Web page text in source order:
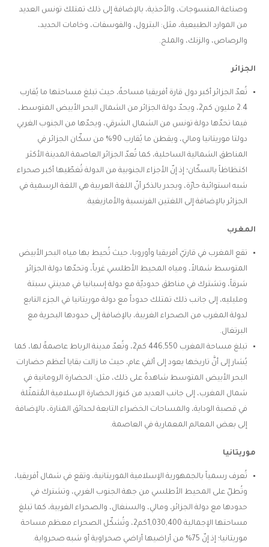
وصناعة المنسوجات، والأحذية، بالإضافة إلى ذلك تمتلك تونس العديد
من الموارد الطبيعية، مثل: البترول، والفوسفات، وخامات الحديد،
والرصاص، والزنك، والملح.
الجزائر
تُعدّ الجزائر أكبر دول قارة أفريقيا مساحةً، حيث تبلغ مساحتها ما يُقارب
2.4 مليون كم2، ويحدّ دولة الجزائر من الشمال البحر الأبيض المتوسط،
فيما تحدّها دولة تونس من الشمال الشرقي، ويحدّها من الجنوب الغربي
دولتا موريتانيا ومالي، ويقطن ما يُقارب 90% من سكّان الجزائر في
المناطق الشمالية الساحلية، كما تُعدّ الجزائر العاصمة المدينة الأكثر
اكتظاظاً بالسكّان؛ إذ إنّ الأجزاء الجنوبية من الدولة تُغطّيها أكبر صحراء
شبه استوائية حارّة، ويجدر بالذكر أنّ اللغة العربية هي اللغة الرسمية في
الجزائر بالإضافة إلى اللغتين الفرنسية والأمازيغية.
المغرب
تقع المغرب في قارتيّ أفريقيا وأوروبا، حيث تُحيط بها مياه البحر الأبيض
المتوسط شمالاً، ومياه المحيط الأطلسي غرباً، وتحدّها دولة الجزائر
شرقاً، وتشترك في مناطق حدوديّة مع دولة إسبانيا في مدينتي سبتة
ومليليه، إلى جانب ذلك تمتلك حدوداً مع دولة موريتانيا في الجزء التابع
لدولة المغرب من الصحراء الغربية، بالإضافة إلى حدودها البحرية مع
البرتغال.
تبلغ مساحة المغرب 446,550 كم2، وتُعدّ مدينة الرباط عاصمةً لها، كما
يُشار إلى أنَّ تاريخها يعود إلى ألفي عام، حيث ما زالت بقايا أعظم حضارات
البحر الأبيض المتوسط شاهدةً على ذلك، مثل: الحضارة الرومانية في
شمال المغرب، إلى جانب العديد من كنوز الحضارة الإسلامية المُتمثّلة
في قصبة الوداية، والمساحات الخضراء التابعة لحدائق المنارة، بالإضافة
إلى بعض المعالم المعمارية في العاصمة.
موريتانيا
تُعرف رسمياً بالجمهورية الإسلامية الموريتانية، وتقع في شمال أفريقيا،
وتُطلّ على المحيط الأطلسي من جهة الجنوب الغربي، وتشترك في
حدودها مع دولة الجزائر، ومالي، والسنغال، والصحراء الغربية، كما تبلغ
مساحتها الإجمالية 1,030,400كم2، وتُشكّل الصحراء معظم مساحة
موريتانيا؛ إذ إنّ 75% من أراضيها أراضي صحراوية أو شبه صحرواية.